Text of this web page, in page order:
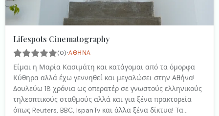
Lifespots Cinematography
(0)·ΑΘΉΝΑ
Είμαι η Μαρία Κασιμάτη και κατάγομαι από τα όμορφα
Κύθηρα αλλά έχω γεννηθεί και μεγαλώσει στην Αθήνα!
Δουλεύω 18 χρόνια ως οπερατέρ σε γνωστούς ελληνικούς
τηλεοπτικούς σταθμούς αλλά και για ξένα πρακτορεία
όπως Reuters, BBC, IspanTv και άλλα ξένα δίκτυα! Τα